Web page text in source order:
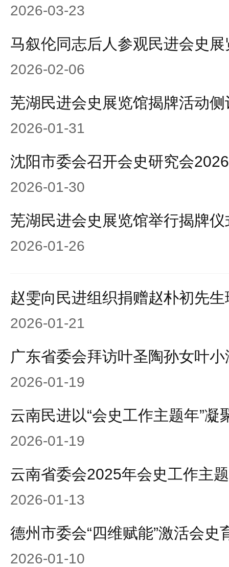
2026-03-23
马叙伦同志后人参观民进会史展
2026-02-06
芜湖民进会史展览馆揭牌活动侧
2026-01-31
沈阳市委会召开会史研究会
2026-01-30
芜湖民进会史展览馆举行揭牌仪
2026-01-26
赵雯向民进组织捐赠赵朴初先
2026-01-21
广东省委会拜访叶圣陶孙女叶小
2026-01-19
云南民进以“会史工作主题年”凝
2026-01-19
云南省委会2025年会史工作主
2026-01-13
德州市委会“四维赋能”激活会史
2026-01-10